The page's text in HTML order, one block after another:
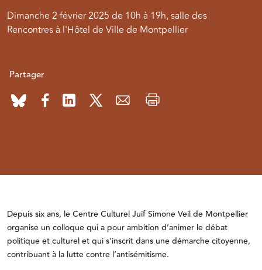
Dimanche 2 février 2025 de 10h à 19h, salle des
Rencontres à l'Hôtel de Ville de Montpellier
Partager
Depuis six ans, le Centre Culturel Juif Simone Veil de Montpellier
organise un colloque qui a pour ambition d’animer le débat
politique et culturel et qui s’inscrit dans une démarche citoyenne,
contribuant à la lutte contre l’antisémitisme.